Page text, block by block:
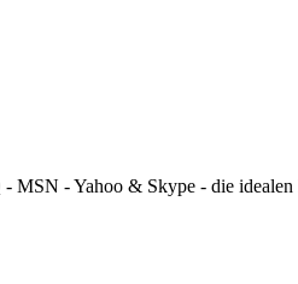
MSN - Yahoo & Skype - die